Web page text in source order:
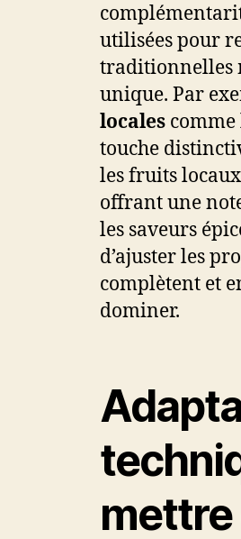
utilisées pour
traditionnelles
unique. Par
locales
touche
les fruits
offrant une
les saveurs
d’ajuster les
complètent et
dominer.
mettre